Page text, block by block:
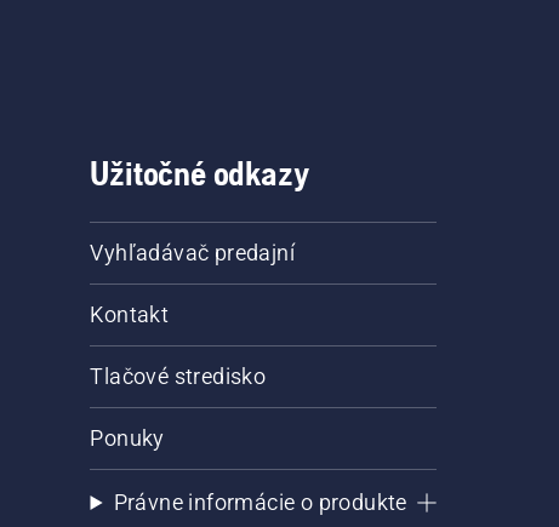
Užitočné odkazy
Vyhľadávač predajní
Kontakt
Tlačové stredisko
Ponuky
Právne informácie o produkte